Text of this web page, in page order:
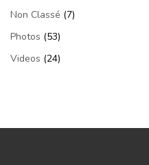
Non Classé (7)
Photos (53)
Videos (24)